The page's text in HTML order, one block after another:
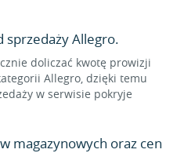
sprzedaży Allegro.
doliczać kwotę prowizji
Allegro, dzięki temu
w serwisie pokryje
magazynowych oraz cen